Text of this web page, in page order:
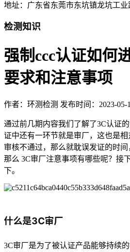
地址：广东省东莞市东坑镇龙坑工业
检测知识
强制ccc认证如何
要求和注意事项
作者：环测检测 发布时间：2023-05-
通过前几期内容我们了解了3C认证
证中还有一环节就是审厂，这也是
审核不通过，那么就耽误发证的时间
那么 3C审厂注意事项有哪些呢？接
下。
什么是3C审厂
3C审厂是为了被认证产品能够持续